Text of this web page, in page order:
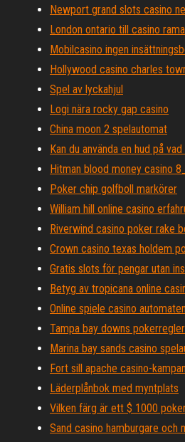
Newport grand slots casino
London ontario till casino rama
Mobilcasino ingen
Hollywood casino charles
Spel av lyckahjul
Logi nära rocky gap casino
China moon 2 spelautomat
Kan du använda en hud på
Hitman blood money casino
Poker chip golfboll markörer
William hill online casino
Riverwind casino poker rake
Crown casino texas holdem
Gratis slots för pengar utan
Betyg av tropicana online
Online spiele casino automaten
Tampa bay downs pokerregler
Marina bay sands casino
Fort sill apache casino-
Läderplånbok med myntplats
Vilken färg är ett $ 1000
Sand casino hamburgare och